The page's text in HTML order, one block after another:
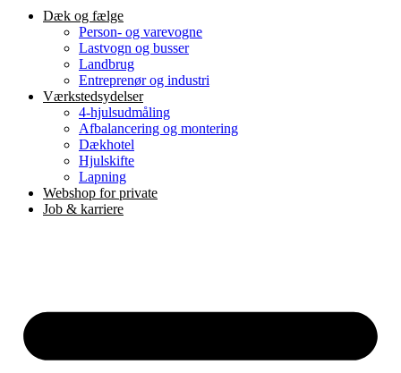
Dæk og fælge
Person- og varevogne
Lastvogn og busser
Landbrug
Entreprenør og industri
Værkstedsydelser
4-hjulsudmåling
Afbalancering og montering
Dækhotel
Hjulskifte
Lapning
Webshop for private
Job & karriere